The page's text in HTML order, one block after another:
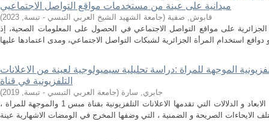
ميدانية على عينة من مستخدمات مواقع التواصل الاجتماعيي
قابوش, صفية (جامعة الشهيد الشيخ العربي التبسي - تبسة,
2023
)
الجزائرية على مواقع التواصل الاجتماعي في الحصول على المعلومات الصحية، إذ
الموجهة للمراة :دراسة تحليلية سيميولوجية لعينة من الاعلانات
التلفزيونية في قناة
جابري, سارة (جامعة العربي التبسي - تبسة,
2019
)
تهدف هاته الدراسة الى البحث في مختلف الابعاد و الدلالات التي تقدمها الاعلانات التلفزيونية بقناة مبس 1 والموجهة للمراة ،